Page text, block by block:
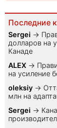
Последние
Sеrgei →
долларов на
Канаде
ALEX →
на усиление
oleksiy →
млн на
Sеrgei →